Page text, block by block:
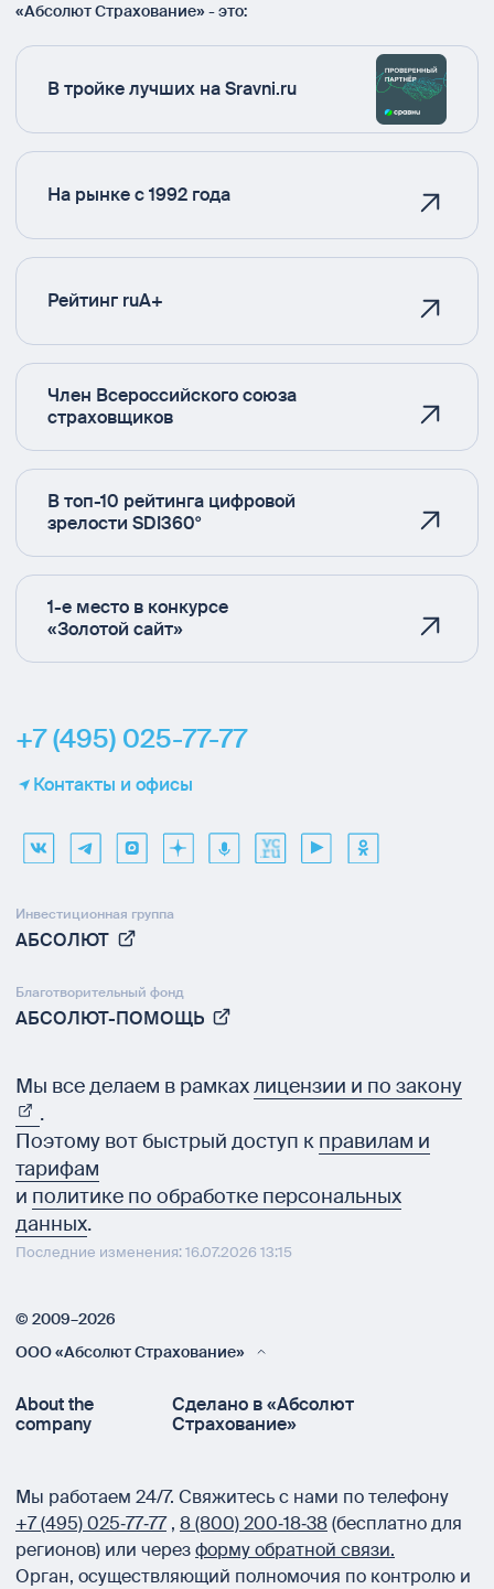
«Абсолют Страхование» - это:
В тройке лучших на Sravni.ru
На рынке с 1992 года
Рейтинг ruA+
Член Всероссийского союза
страховщиков
В топ-10 рейтинга цифровой
зрелости SDI360°
1-е место в конкурсе
«Золотой сайт»
+7 (495) 025-77-77
Контакты и офисы
Инвестиционная группа
АБСОЛЮТ
Благотворительный фонд
АБСОЛЮТ-ПОМОЩЬ
Мы все делаем в рамкахлицензии и по закону
.
Поэтому вот быстрый доступ к правилам и
тарифам
и политике по обработке персональных
данных.
Последние изменения: 16.07.2026 13:15
© 2009–2026
ООО «Абсолют Страхование»
About the
company
Сделано в «Абсолют
Страхование»
Мы работаем 24/7. Свяжитесь с нами по телефону
+7 (495) 025‑77‑77 , 8 (800) 200‑18‑38(бесплатно для
регионов) или черезформу обратной связи.
Орган, осуществляющий полномочия по контролю и